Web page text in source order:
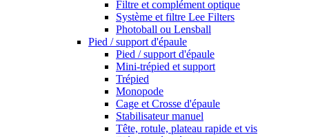
Filtre et complément optique
Système et filtre Lee Filters
Photoball ou Lensball
Pied / support d'épaule
Pied / support d'épaule
Mini-trépied et support
Trépied
Monopode
Cage et Crosse d'épaule
Stabilisateur manuel
Tête, rotule, plateau rapide et vis